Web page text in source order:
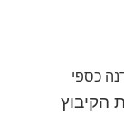
כספי
הקיבוץ